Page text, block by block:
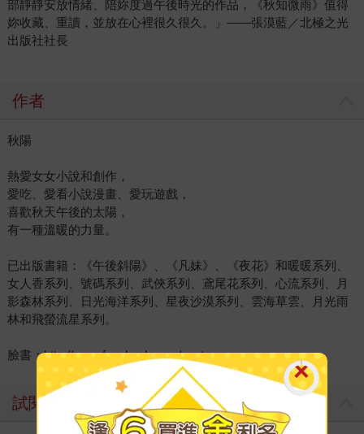
部靜靜安放情緒、陪妳度過午後時光的作品，《秋知微雨》值得
妳收藏、重讀，並放在心裡很久很久。」——張漠藍／北極之光
出版社社長
作者
秋陽
熱愛女女小說和創作，
愛吃、愛看小說漫畫、愛玩遊戲，
喜歡秋天午後的太陽，
有一種溫暖的力量。
已出版書籍：《午後斜陽》、《凡妹》、《夜花》和暖暖系列、
女人香系列、號碼系列、武俠系列、鳶尾花系列、心流系列、月
影森林系列、日光海洋系列、星夜沙漠系列、雲海草雲、月光雨
林和飛螢流星系列。
臉書：http://www.facebook.com/ventsun
試閱